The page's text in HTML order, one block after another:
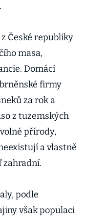
České republiky
masa,
Domácí
firmy
za rok a
z tuzemských
přírody,
a vlastně
zahradní.
podle
však populaci